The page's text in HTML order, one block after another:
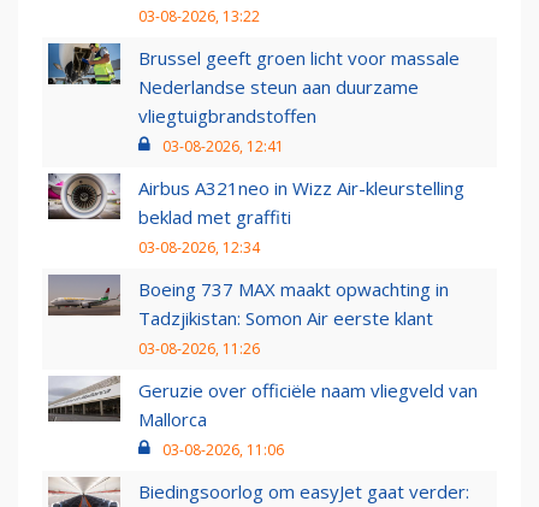
03-08-2026, 13:22
Brussel geeft groen licht voor massale
Nederlandse steun aan duurzame
vliegtuigbrandstoffen
03-08-2026, 12:41
Airbus A321neo in Wizz Air-kleurstelling
beklad met graffiti
03-08-2026, 12:34
Boeing 737 MAX maakt opwachting in
Tadzjikistan: Somon Air eerste klant
03-08-2026, 11:26
Geruzie over officiële naam vliegveld van
Mallorca
03-08-2026, 11:06
Biedingsoorlog om easyJet gaat verder: